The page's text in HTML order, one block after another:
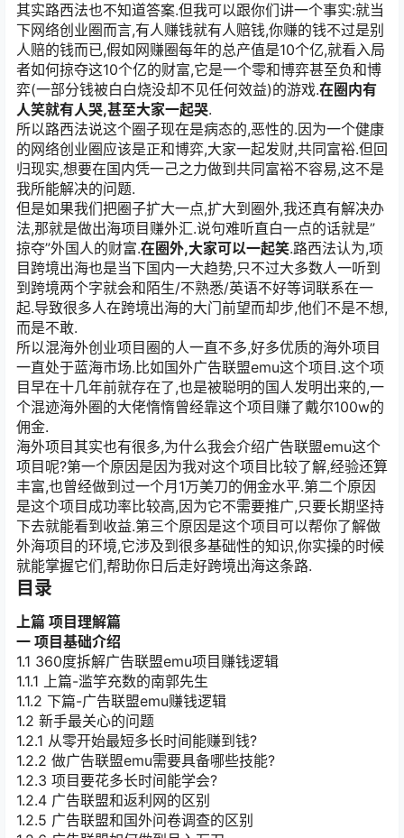
其实路西法也不知道答案.但我可以跟你们讲一个事实:就当
下网络创业圈而言,有人赚钱就有人赔钱,你赚的钱不过是别
人赔的钱而已,假如网赚圈每年的总产值是10个亿,就看入局
者如何掠夺这10个亿的财富,它是一个零和博弈甚至负和博
弈(一部分钱被白白烧没却不见任何效益)的游戏.在圈内有
人笑就有人哭,甚至大家一起哭.
所以路西法说这个圈子现在是病态的,恶性的.因为一个健康
的网络创业圈应该是正和博弈,大家一起发财,共同富裕.但回
归现实,想要在国内凭一己之力做到共同富裕不容易,这不是
我所能解决的问题.
但是如果我们把圈子扩大一点,扩大到圈外,我还真有解决办
法,那就是做出海项目赚外汇.说句难听直白一点的话就是”
掠夺”外国人的财富.在圈外,大家可以一起笑.路西法认为,项
目跨境出海也是当下国内一大趋势,只不过大多数人一听到
到跨境两个字就会和陌生/不熟悉/英语不好等词联系在一
起.导致很多人在跨境出海的大门前望而却步,他们不是不想,
而是不敢.
所以混海外创业项目圈的人一直不多,好多优质的海外项目
一直处于蓝海市场.比如国外广告联盟emu这个项目.这个项
目早在十几年前就存在了,也是被聪明的国人发明出来的,一
个混迹海外圈的大佬惰惰曾经靠这个项目赚了戴尔100w的
佣金.
海外项目其实也有很多,为什么我会介绍广告联盟emu这个
项目呢?第一个原因是因为我对这个项目比较了解,经验还算
丰富,也曾经做到过一个月1万美刀的佣金水平.第二个原因
是这个项目成功率比较高,因为它不需要推广,只要长期坚持
下去就能看到收益.第三个原因是这个项目可以帮你了解做
外海项目的环境,它涉及到很多基础性的知识,你实操的时候
就能掌握它们,帮助你日后走好跨境出海这条路.
目录
上篇 项目 理解篇
一 项目基础介绍
1.1 360度拆解广告联盟emu项目赚钱逻辑
1.1.1 上篇-滥竽充数的南郭先生
1.1.2 下篇-广告联盟emu赚钱逻辑
1.2 新手最关心的问题
1.2.1 从零开始最短多长时间能赚到钱?
1.2.2 做广告联盟emu需要具备哪些技能?
1.2.3 项目要花多长时间能学会?
1.2.4 广告联盟和返利网的区别
1.2.5 广告联盟和国外问卷调查的区别